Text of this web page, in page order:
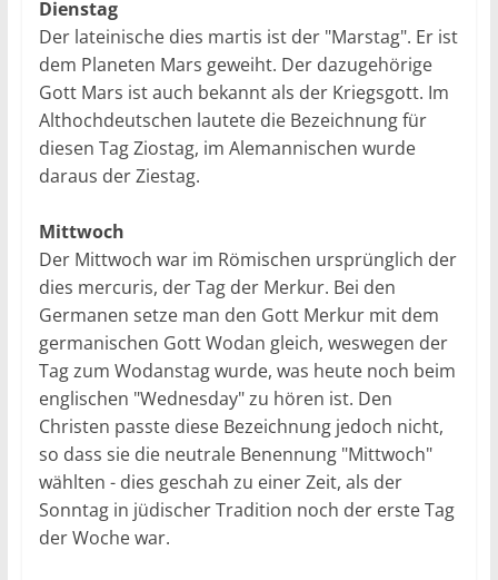
Dienstag
Der lateinische dies martis ist der "Marstag". Er ist
dem Planeten Mars geweiht. Der dazugehörige
Gott Mars ist auch bekannt als der Kriegsgott. Im
Althochdeutschen lautete die Bezeichnung für
diesen Tag Ziostag, im Alemannischen wurde
daraus der Ziestag.
Mittwoch
Der Mittwoch war im Römischen ursprünglich der
dies mercuris, der Tag der Merkur. Bei den
Germanen setze man den Gott Merkur mit dem
germanischen Gott Wodan gleich, weswegen der
Tag zum Wodanstag wurde, was heute noch beim
englischen "Wednesday" zu hören ist. Den
Christen passte diese Bezeichnung jedoch nicht,
so dass sie die neutrale Benennung "Mittwoch"
wählten - dies geschah zu einer Zeit, als der
Sonntag in jüdischer Tradition noch der erste Tag
der Woche war.